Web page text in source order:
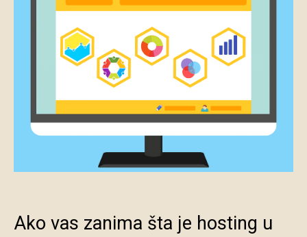
Ako vas zanima šta je hosting u